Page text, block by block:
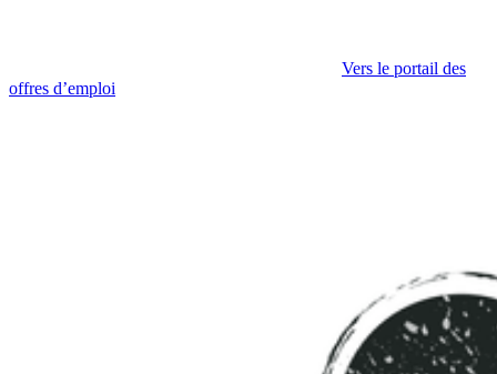
Vers le portail des
offres d’emploi